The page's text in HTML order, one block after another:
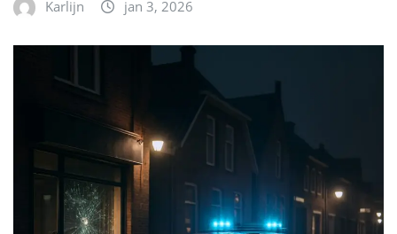
Karlijn jan 3, 2026